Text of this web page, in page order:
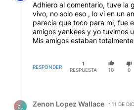
Adhiero al comentario, tuve la
vivo, no solo eso , lo vi en un
parecia que toco para mi, fue
amigos yankees y yo tuvimos
Mis amigos estaban
tristeza, melancolia,
gritar, me dijeron “ pensaba
corazon”, no les dije que yo
concertos desde Vivaldi a
RESPONDER
1
RESPUESTA
10 0
ZL Zenon Lopez Wallace
11 DE